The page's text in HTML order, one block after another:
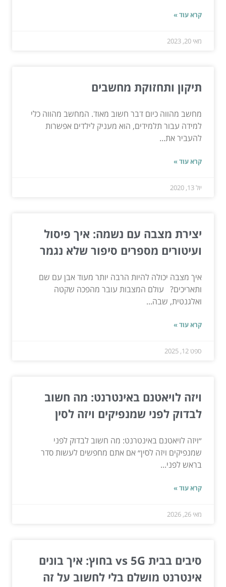
קרא עוד »
מאי 20, 2023
תיקון ותחזוקת מחשבים
מחשב מהווה כיום דבר חשוב מאוד. המחשב מהווה כלי
למידה עבור תלמידים, הוא מעניק לילדים אפשרות
להעביר את...
קרא עוד »
יול 13, 2020
יצירת מצבה עם נשמה: איך פיסול
ועיטורים מספרים סיפור שלא נגמר
איך מצבה יכולה להיות הרבה יותר מעוד אבן עם שם
ותאריכים? עולם המצבות עובר מהפכה שקטה
ואלגנטית, שבה...
קרא עוד »
ספט 12, 2025
ויזה לויאטנם באינטרנט: מה חשוב
לבדוק לפני שמנפיקים ויזה לסין
״ויזה לויאטנם באינטרנט: מה חשוב לבדוק לפני
שמנפיקים ויזה לסין״ אם אתם מחפשים לעשות סדר
בראש לפני...
קרא עוד »
מאי 26, 2026
סיבים בבית vs 5G בחוץ: איך בונים
אינטרנט מושלם בלי לחשוב על זה